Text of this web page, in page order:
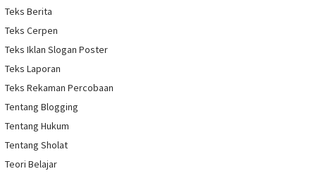
Teks Berita
Teks Cerpen
Teks Iklan Slogan Poster
Teks Laporan
Teks Rekaman Percobaan
Tentang Blogging
Tentang Hukum
Tentang Sholat
Teori Belajar